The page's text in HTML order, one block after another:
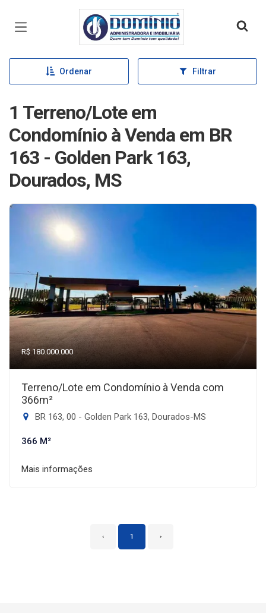
Página inicial
Ordenar Filtrar
1 Terreno/Lote em
Condomínio à Venda em BR
163 - Golden Park 163,
Dourados, MS
R$ 180.000.000
Terreno/Lote em Condomínio à Venda com
366m²
BR 163, 00 - Golden Park 163, Dourados-MS
366 M²
Mais informações
‹ 1 ›